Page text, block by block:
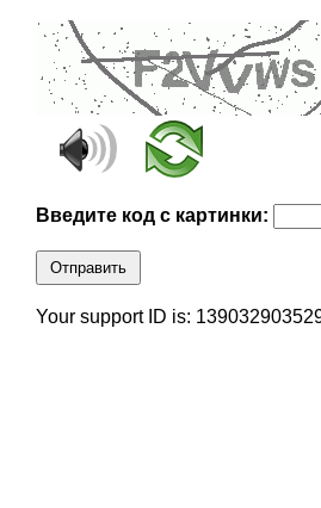
Введите код с картинки:
Отправить
Your support ID is: